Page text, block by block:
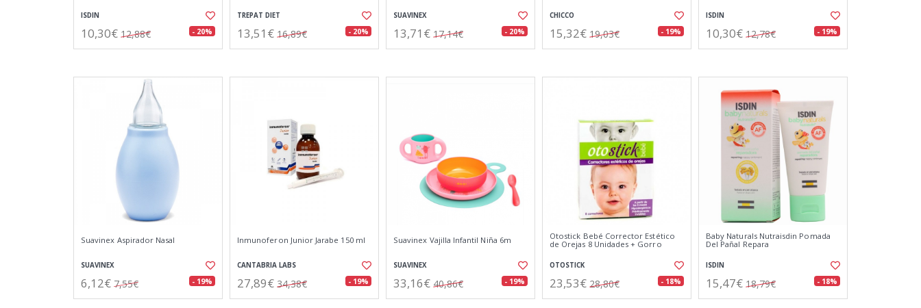
ISDIN
10,30€ 12,88€ - 20%
TREPAT DIET
13,51€ 16,89€ - 20%
SUAVINEX
13,71€ 17,14€ - 20%
CHICCO
15,32€ 19,03€ - 19%
ISDIN
10,30€ 12,78€ - 19%
Suavinex Aspirador Nasal
SUAVINEX
6,12€ 7,55€ - 19%
Inmunoferon Junior Jarabe 150 ml
CANTABRIA LABS
27,89€ 34,38€ - 19%
Suavinex Vajilla Infantil Niña 6m
SUAVINEX
33,16€ 40,86€ - 19%
Otostick Bebé Corrector Estético
de Orejas 8 Unidades + Gorro
OTOSTICK
23,53€ 28,80€ - 18%
Baby Naturals Nutraisdin Pomada
Del Pañal Repara
ISDIN
15,47€ 18,79€ - 18%